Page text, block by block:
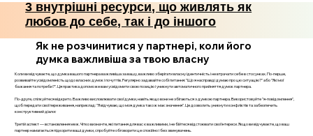
3 внутрішні ресурси, що живлять як
любов до себе, так і до іншого
Як не розчинитися у партнері, коли його
думка важливіша за твою власну
Коли ви відчуваєте, що думка вашого партнера важливіша за вашу, важливо зберігати власну ідентичність і не втрачати себе в стосунках. По-перше,
розвивайте усвідомленість щодо власних думок і почуттів. Регулярно задавайте собі питання: "Що я насправді думаю про цю ситуацію?" або "Які мої
бажання та потреби?". Ця практика допоможе вам усвідомити свою позицію і уникнути автоматичного прийняття думок партнера.
По-друге, спілкуйтеся відкрито. Важливо висловлювати свої думки, навіть якщо вони не збігаються з думкою партнера. Використовуйте "я-повідомлення",
щоб передати свої переживання, наприклад: "Я відчуваю, що моя думка також має значення". Це дозволить уникнути конфліктів та забезпечить
конструктивний діалог.
Третій аспект — встановлення меж. Чітко визначте, які питання для вас є важливими, і не бійтеся відстоювати свої інтереси. Якщо ви відчуваєте, що ваш
партнер намагається підкорити ваші думки, спробуйте обговорити це спокійно і без звинувачень.